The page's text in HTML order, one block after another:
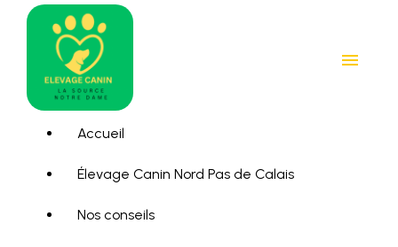
menu
Accueil
Élevage Canin Nord Pas de Calais
Nos conseils
Panneau de gestion des cookies